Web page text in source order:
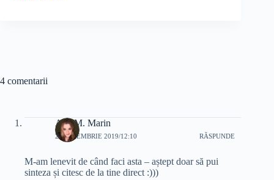
4 comentarii
Ana M. Marin
22 NOIEMBRIE 2019/12:10 RĂSPUNDE
M-am lenevit de când faci asta – aștept doar să pui
sinteza și citesc de la tine direct :)))